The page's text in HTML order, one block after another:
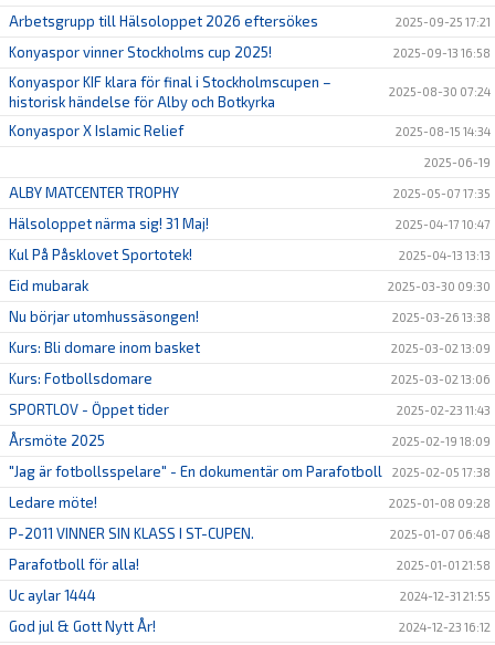
Arbetsgrupp till Hälsoloppet 2026 eftersökes 2025-09-25 17:21
Konyaspor vinner Stockholms cup 2025! 2025-09-13 16:58
Konyaspor KIF klara för final i Stockholmscupen –
historisk händelse för Alby och Botkyrka
2025-08-30 07:24
Konyaspor X Islamic Relief 2025-08-15 14:34
2025-06-19
ALBY MATCENTER TROPHY 2025-05-07 17:35
Hälsoloppet närma sig! 31 Maj! 2025-04-17 10:47
Kul På Påsklovet Sportotek! 2025-04-13 13:13
Eid mubarak 2025-03-30 09:30
Nu börjar utomhussäsongen! 2025-03-26 13:38
Kurs: Bli domare inom basket 2025-03-02 13:09
Kurs: Fotbollsdomare 2025-03-02 13:06
SPORTLOV - Öppet tider 2025-02-23 11:43
Årsmöte 2025 2025-02-19 18:09
"Jag är fotbollsspelare" - En dokumentär om Parafotboll 2025-02-05 17:38
Ledare möte! 2025-01-08 09:28
P-2011 VINNER SIN KLASS I ST-CUPEN. 2025-01-07 06:48
Parafotboll för alla! 2025-01-01 21:58
Uc aylar 1444 2024-12-31 21:55
God jul & Gott Nytt År! 2024-12-23 16:12